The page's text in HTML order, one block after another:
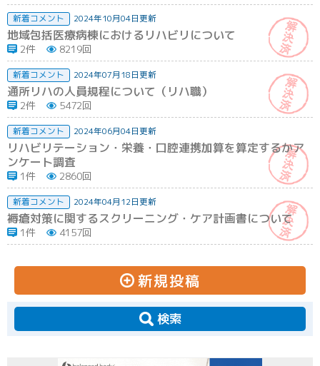
新着コメント 2024年10月04日更新
地域包括医療病棟におけるリハビリについて
2件 8219回
新着コメント 2024年07月18日更新
通所リハの人員規程について（リハ職）
2件 5472回
新着コメント 2024年06月04日更新
リハビリテーション・栄養・口腔連携加算を算定するかア
ンケート調査
1件 2860回
新着コメント 2024年04月12日更新
褥瘡対策に関するスクリーニング・ケア計画書について
1件 4157回
新規投稿
検索